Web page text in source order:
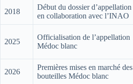
2018
Début du dossier d’appellation
en collaboration avec l’INAO
2025
Officialisation de l’appellation
Médoc blanc
2026
Premières mises en marché des
bouteilles Médoc blanc